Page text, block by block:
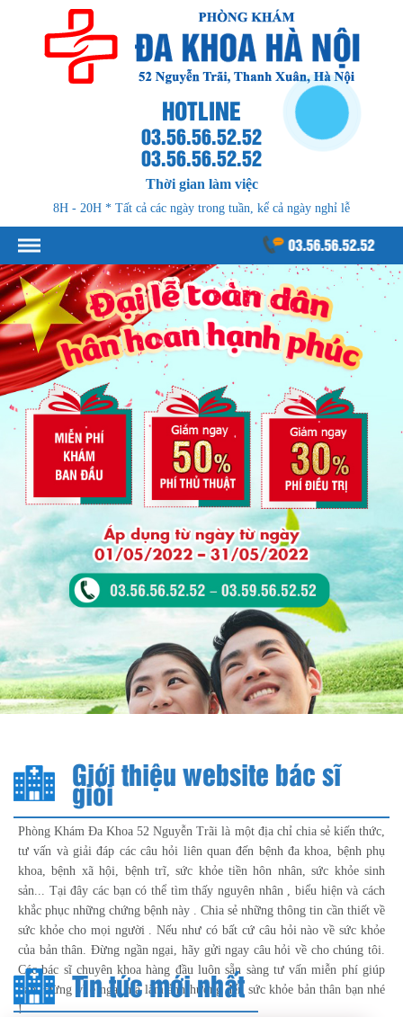
HOTLINE
03.56.56.52.52
03.56.56.52.52
Thời gian làm việc
8H - 20H * Tất cả các ngày trong tuần, kể cả ngày nghỉ lễ
03.56.56.52.52
Giới thiệu website bác sĩ
giỏi
Phòng Khám Đa Khoa 52 Nguyễn Trãi là một địa chỉ chia sẻ kiến thức,
tư vấn và giải đáp các câu hỏi liên quan đến bệnh đa khoa, bệnh phụ
khoa, bệnh xã hội, bệnh trĩ, sức khỏe tiền hôn nhân, sức khỏe sinh
sản... Tại đây các bạn có thể tìm thấy nguyên nhân , biểu hiện và cách
khắc phục những chứng bệnh này . Chia sẻ những thông tin cần thiết về
sức khỏe cho mọi người . Nếu như có bất cứ câu hỏi nào về sức khỏe
của bản thân. Đừng ngần ngại, hãy gửi ngay câu hỏi về cho chúng tôi.
Các bác sĩ chuyên khoa hàng đầu luôn sẵn sàng tư vấn miễn phí giúp
bạn. Đừng vì e ngại mà làm ảnh hưởng đến sức khỏe bản thân bạn nhé
!
Tin tức mới nhất